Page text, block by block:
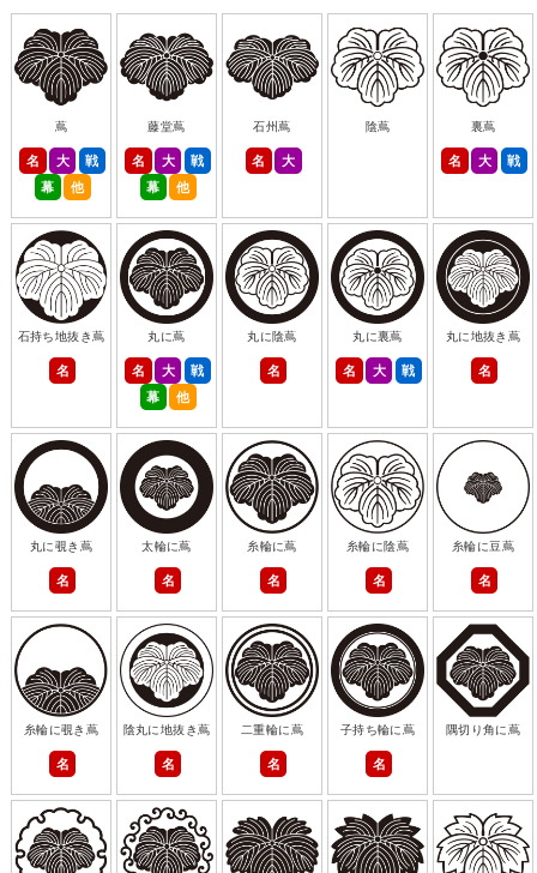
蔦
名 大
戦
幕
他
藤堂蔦
名 大
戦
幕
他
石州蔦
名 大
陰蔦 裏蔦
名 大 戦
石持ち地抜き蔦
名
丸に蔦
名 大
戦
幕
他
丸に陰蔦
名
丸に裏蔦
名 大 戦
丸に地抜き蔦
名
丸に覗き蔦
名
太輪に蔦
名
糸輪に蔦
名
糸輪に陰蔦
名
糸輪に豆蔦
名
糸輪に覗き蔦
名
陰丸に地抜き蔦
名
二重輪に蔦
名
子持ち輪に蔦
名
隅切り角に蔦